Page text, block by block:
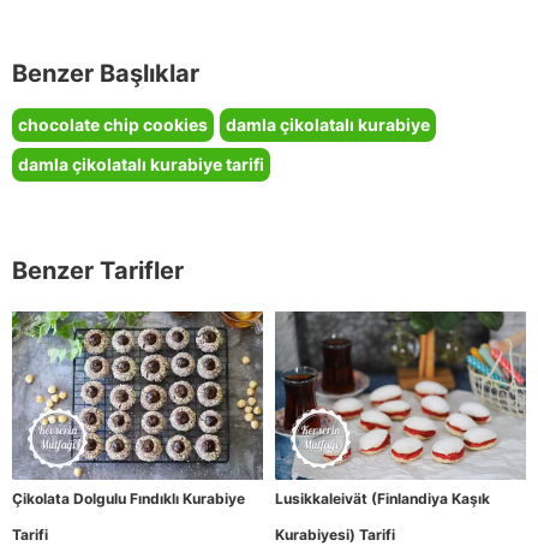
Benzer Başlıklar
chocolate chip cookies
damla çikolatalı kurabiye
damla çikolatalı kurabiye tarifi
Benzer Tarifler
Çikolata Dolgulu Fındıklı Kurabiye
Tarifi
Lusikkaleivät (Finlandiya Kaşık
Kurabiyesi) Tarifi